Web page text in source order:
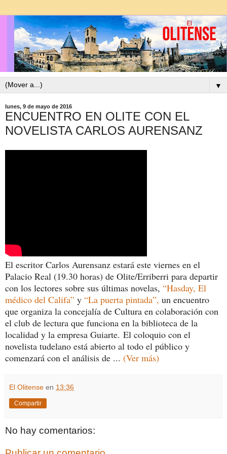
▼
lunes, 9 de mayo de 2016
ENCUENTRO EN OLITE CON EL
NOVELISTA CARLOS AURENSANZ
El escritor Carlos Aurensanz estará este viernes en el
Palacio Real (19.30 horas) de Olite/Erriberri para departir
con los lectores sobre sus últimas novelas, “Hasday, El
médico del Califa” y “La puerta pintada”, un encuentro
que organiza la concejalía de Cultura en colaboración con
el club de lectura que funciona en la biblioteca de la
localidad y la empresa Guiarte. El coloquio con el
novelista tudelano está abierto al todo el público y
comenzará con el análisis de ... (Ver más)
El Olitense en 13:36
Compartir
No hay comentarios: